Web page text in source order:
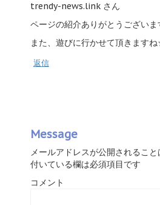
trendy-news.link さん
ページの紹介ありがとうござい
また、遊びに行かせて頂きます
返信
Message
メールアドレスが公開されること
付いている欄は必須項目です
コメント